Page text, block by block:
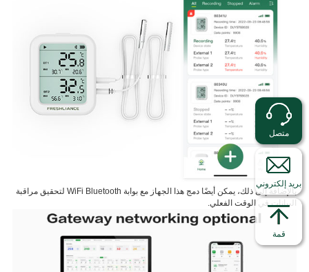
بالإضافة إلى ذلك، يمكن أيضًا دمج هذا الجهاز مع بوابة WiFi Bluetooth لتحقيق مراقبة
البيانات في الوقت الفعلي.
متصل
بريد إلكتروني
قمة